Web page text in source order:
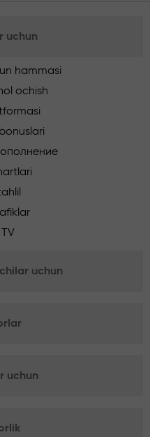
uchun
hammasi
ochish
uchun
uchun